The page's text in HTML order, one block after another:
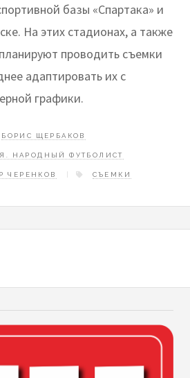
базы «Спартака» и
На этих стадионах, а также
проводить съемки
адаптировать их с
графики.
БОРИС ЩЕРБАКОВ
НАРОДНЫЙ ФУТБОЛИСТ
ЧЕРЕНКОВ СЪЕМКИ